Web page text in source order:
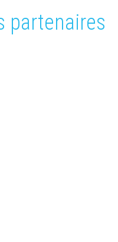
partenaires